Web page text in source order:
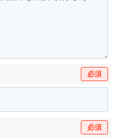
必須
必須